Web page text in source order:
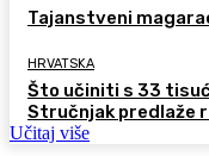
Tajanstveni
HRVATSKA
Što učiniti s 33
Stručnjak predlaže
Učitaj više